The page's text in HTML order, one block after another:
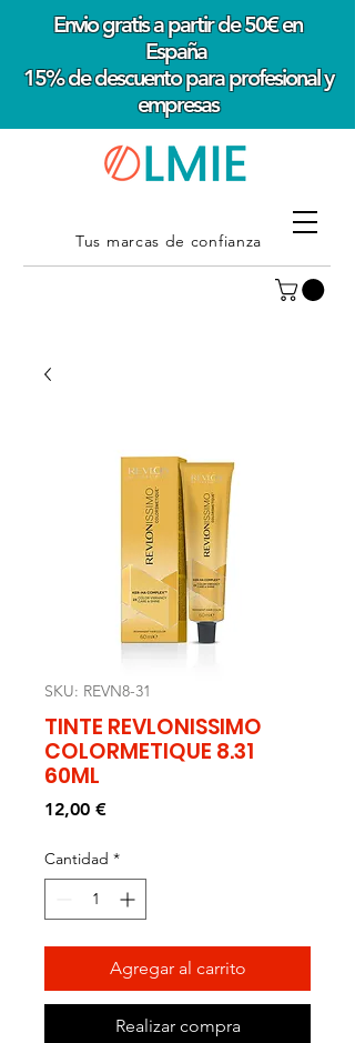
Envio gratis a partir de 50€ en
España
15% de descuento para profesional y
empresas
Tus marcas de confianza
SKU: REVN8-31
TINTE REVLONISSIMO
COLORMETIQUE 8.31
60ML
12,00 €Precio
Cantidad *
Agregar al carrito
Realizar compra